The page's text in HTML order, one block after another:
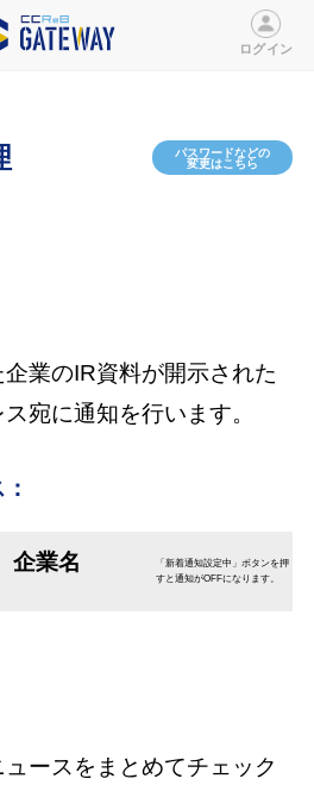
ログイン
パスワードなどの
変更はこちら
業のIR資料が開示された
宛に通知を行います。
企業名
「新着通知設定中」ボタンを押
すと通知がOFFになります。
ースをまとめてチェック